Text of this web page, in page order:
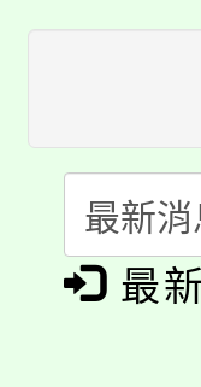
車」
生
公
代理
公告
代理
轉知
《
淨零
115
最